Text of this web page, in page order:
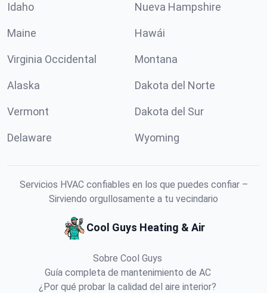
Idaho Nueva Hampshire
Maine Hawái
Virginia Occidental Montana
Alaska Dakota del Norte
Vermont Dakota del Sur
Delaware Wyoming
Servicios HVAC confiables en los que puedes confiar –
Sirviendo orgullosamente a tu vecindario
Cool Guys Heating & Air
Sobre Cool Guys
Guía completa de mantenimiento de AC
¿Por qué probar la calidad del aire interior?